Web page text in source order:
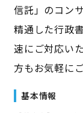
信託」のコン
精通した行政
速にご対応い
方もお気軽に
基本情報